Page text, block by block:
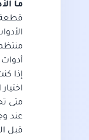
ما
قطعة
إذا
متى
عند
قبل